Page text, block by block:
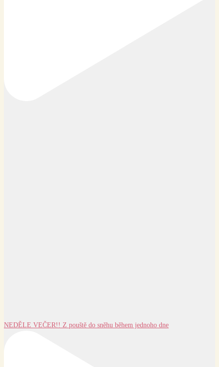
NEDĚLE VEČER!! Z pouště do sněhu během jednoho dne